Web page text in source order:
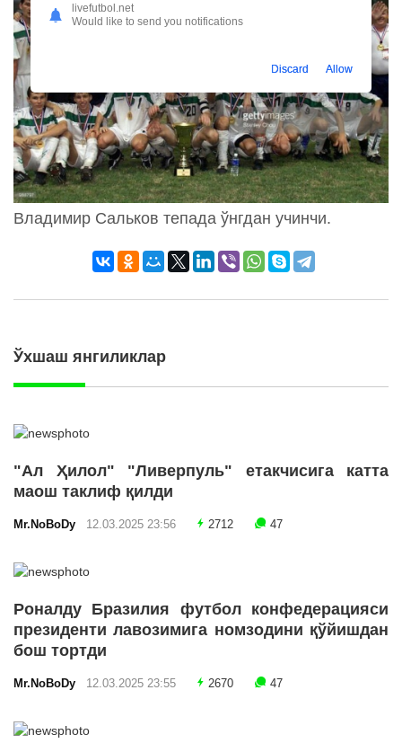
Владимир Сальков тепада ўнгдан учинчи.
Ўхшаш янгиликлар
"Ал Ҳилол" "Ливерпуль" етакчисига катта
маош таклиф қилди
Mr.NoBoDy 12.03.2025 23:56 2712 47
Роналду Бразилия футбол конфедерацияси
президенти лавозимига номзодини қўйишдан
бош тортди
Mr.NoBoDy 12.03.2025 23:55 2670 47
livefutbol.net
Would like to send you notifications
Discard Allow